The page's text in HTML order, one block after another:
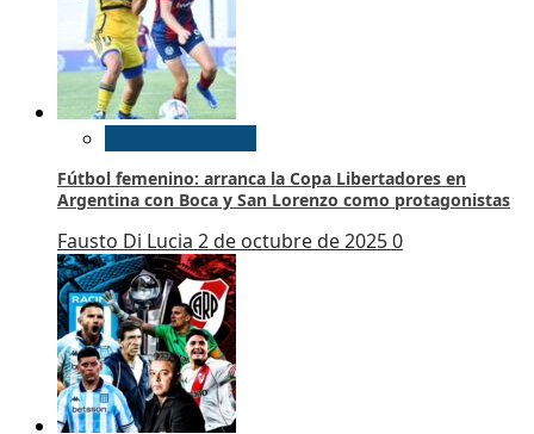
Fútbol femenino: arranca la Copa Libertadores en
Argentina con Boca y San Lorenzo como protagonistas
Fausto Di Lucia 2 de octubre de 20250